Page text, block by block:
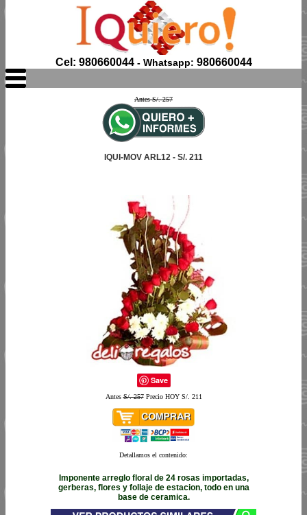
Cel: 980660044- Whatsapp: 980660044
Antes S/. 257
IQUI-MOV ARL12 - S/. 211
Save
AntesS/. 257Precio HOY S/. 211
Detallamos el contenido:
Imponente arreglo floral de 24 rosas importadas,
gerberas, flores y follaje de estacion, todo en una
base de ceramica.